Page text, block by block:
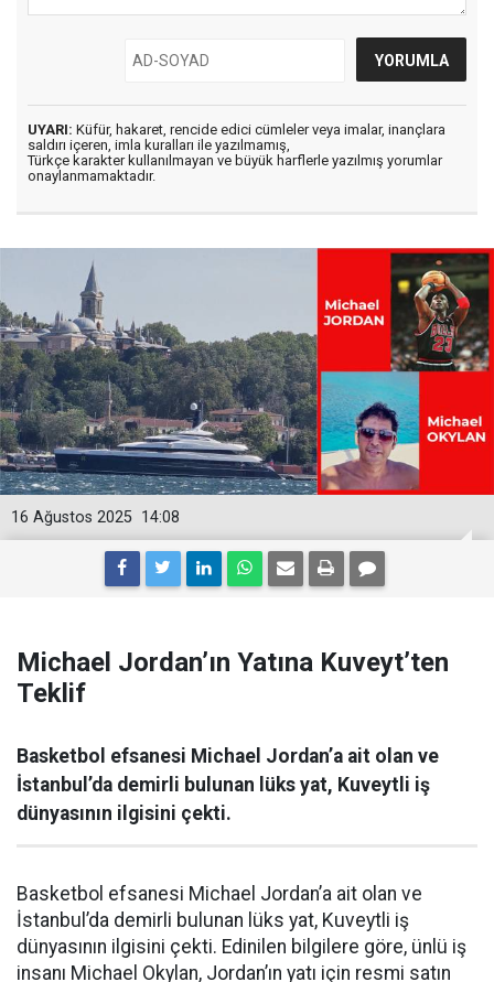
UYARI: Küfür, hakaret, rencide edici cümleler veya imalar, inançlara
saldırı içeren, imla kuralları ile yazılmamış,
Türkçe karakter kullanılmayan ve büyük harflerle yazılmış yorumlar
onaylanmamaktadır.
14:08
16 Ağustos 2025
Michael Jordan’ın Yatına Kuveyt’ten
Teklif
Basketbol efsanesi Michael Jordan’a ait olan ve
İstanbul’da demirli bulunan lüks yat, Kuveytli iş
dünyasının ilgisini çekti.
Basketbol efsanesi Michael Jordan’a ait olan ve
İstanbul’da demirli bulunan lüks yat, Kuveytli iş
dünyasının ilgisini çekti. Edinilen bilgilere göre, ünlü iş
insanı Michael Okylan, Jordan’ın yatı için resmi satın